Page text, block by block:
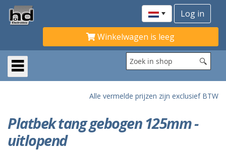
Winkelwagen is leeg
Alle vermelde prijzen zijn exclusief BTW
Platbek tang gebogen 125mm -
uitlopend